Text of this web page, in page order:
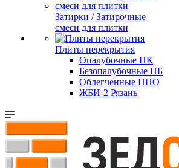
Затирки / Затирочные
смеси для плитки
Плиты перекрытия
Опалубочные ПК
Безопалубочные ПБ
Облегченные ПНО
ЖБИ-2 Рязань